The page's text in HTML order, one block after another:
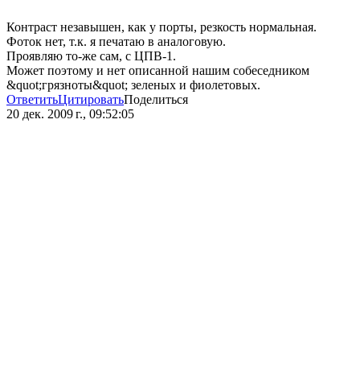
Контраст незавышен, как у порты, резкость нормальная.
Фоток нет, т.к. я печатаю в аналоговую.
Проявляю то-же сам, с ЦПВ-1.
Может поэтому и нет описанной нашим собеседником
&quot;грязноты&quot; зеленых и фиолетовых.
ОтветитьЦитироватьПоделиться
20 дек. 2009 г., 09:52:05